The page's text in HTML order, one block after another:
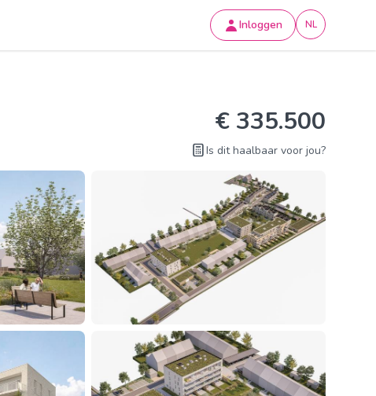
Inloggen NL
€ 335.500
Is dit haalbaar voor jou?